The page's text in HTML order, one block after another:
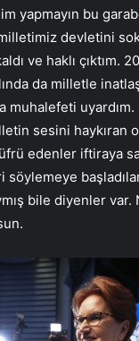
yapmayın bu
devletini
ve haklı çıktım.
da milletle
muhalefeti uyardım.
sesini haykıran
edenler iftiraya
başladılar.
bile diyenler var.